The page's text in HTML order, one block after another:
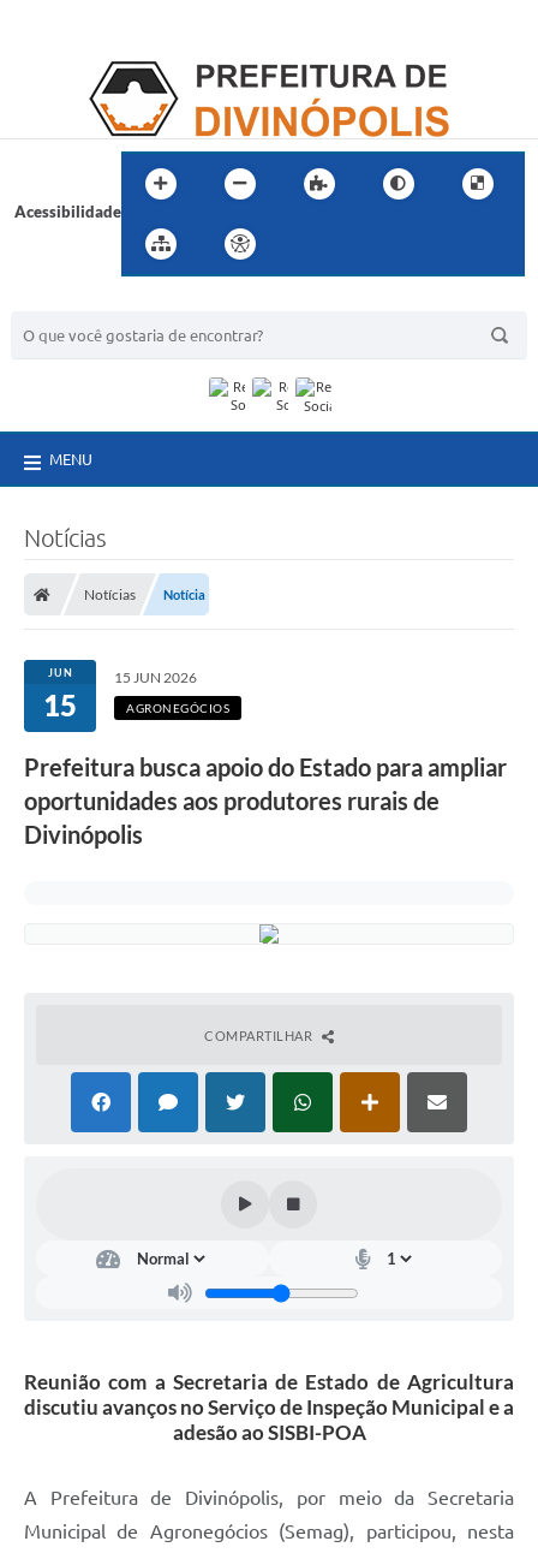
Acessibilidade
MENU
Notícias
Notícias Notícia
JUN
15
15 JUN 2026
AGRONEGÓCIOS
Prefeitura busca apoio do Estado para ampliar
oportunidades aos produtores rurais de
Divinópolis
COMPARTILHAR
Reunião com a Secretaria de Estado de Agricultura
discutiu avanços no Serviço de Inspeção Municipal e a
adesão ao SISBI-POA
A Prefeitura de Divinópolis, por meio da Secretaria
Municipal de Agronegócios (Semag), participou, nesta